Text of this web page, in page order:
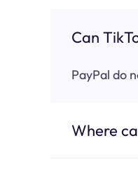
Can
PayPal do
Where